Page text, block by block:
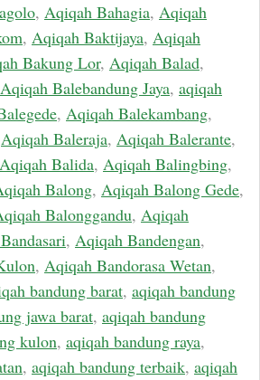
, Aqiqah Bahagia, Aqiqah
, Aqiqah Baktijaya, Aqiqah
Bakung Lor, Aqiqah Balad,
Aqiqah Balebandung Jaya, aqiqah
, Aqiqah Balekambang,
Aqiqah Baleraja, Aqiqah Balerante,
Aqiqah Balida, Aqiqah Balingbing,
Balong, Aqiqah Balong Gede,
Balonggandu, Aqiqah
, Aqiqah Bandengan,
, Aqiqah Bandorasa Wetan,
bandung barat, aqiqah bandung
jawa barat, aqiqah bandung
kulon, aqiqah bandung raya,
, aqiqah bandung terbaik, aqiqah